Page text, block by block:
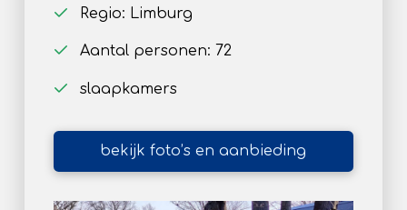
Regio: Limburg
Aantal personen: 72
slaapkamers
bekijk foto’s en aanbieding